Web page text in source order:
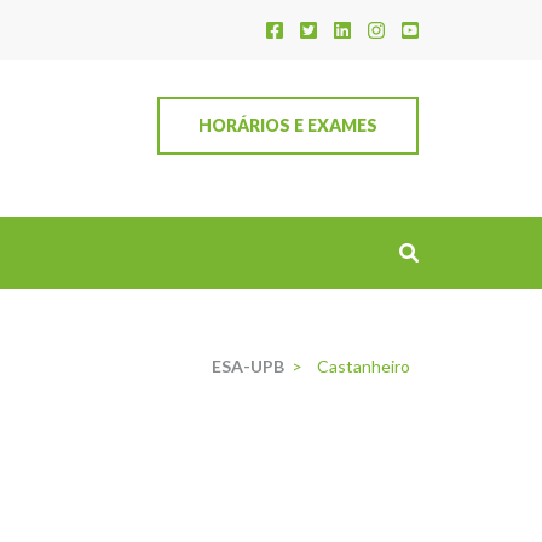
HORÁRIOS E EXAMES
ESA-UPB > Castanheiro